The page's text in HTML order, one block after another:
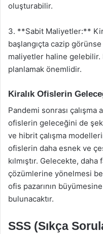
oluşturabilir.
3. **Sabit Maliyetler:**
başlangıçta cazip
maliyetler haline
planlamak önemlidir.
Kiralık Ofislerin
Pandemi sonrası çalışma
ofislerin geleceğini de
ve hibrit çalışma
ofislerin daha esnek ve
kılmıştır. Gelecekte,
çözümlerine yönelmesi
ofis pazarının
bulunacaktır.
SSS (Sıkça